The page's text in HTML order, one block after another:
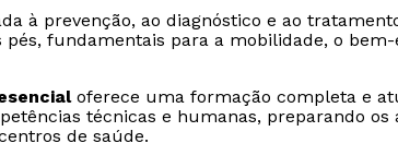
à prevenção, ao diagnóstico e ao
fundamentais para a mobilidade, o
oferece uma formação completa e
técnicas e humanas, preparando os
de saúde.